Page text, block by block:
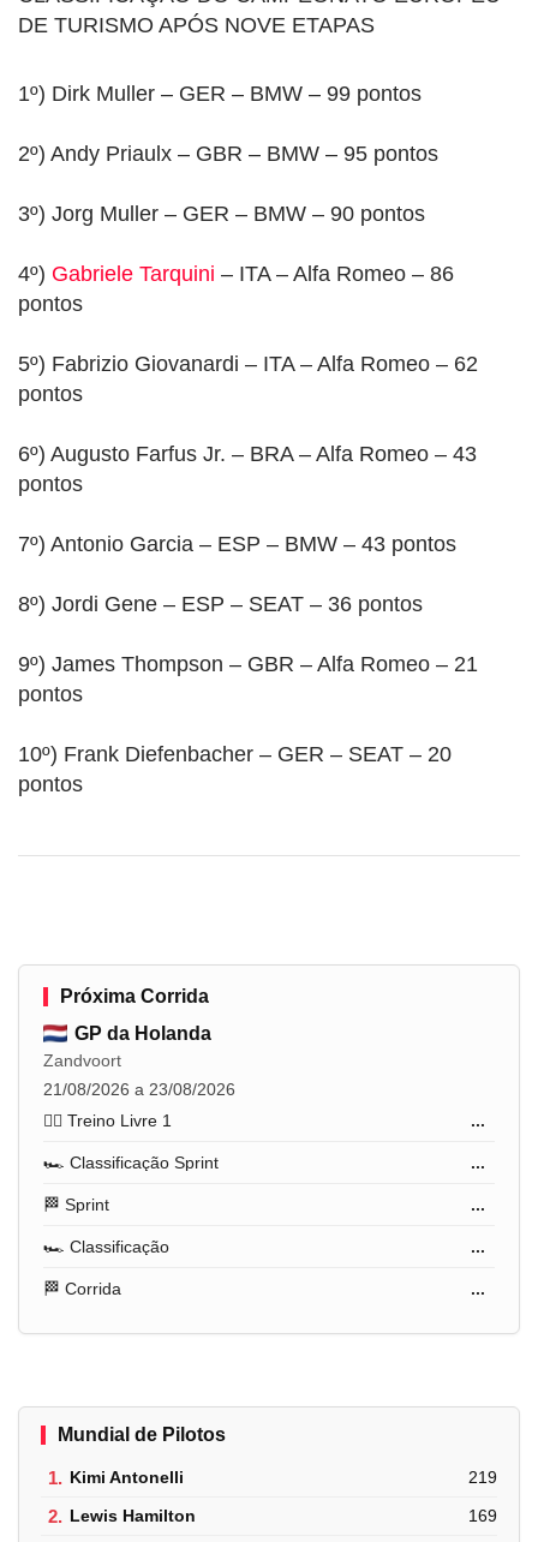
DE TURISMO APÓS NOVE ETAPAS
1º) Dirk Muller – GER – BMW – 99 pontos
2º) Andy Priaulx – GBR – BMW – 95 pontos
3º) Jorg Muller – GER – BMW – 90 pontos
4º) Gabriele Tarquini – ITA – Alfa Romeo – 86
pontos
5º) Fabrizio Giovanardi – ITA – Alfa Romeo – 62
pontos
6º) Augusto Farfus Jr. – BRA – Alfa Romeo – 43
pontos
7º) Antonio Garcia – ESP – BMW – 43 pontos
8º) Jordi Gene – ESP – SEAT – 36 pontos
9º) James Thompson – GBR – Alfa Romeo – 21
pontos
10º) Frank Diefenbacher – GER – SEAT – 20
pontos
Próxima Corrida
GP da Holanda
Zandvoort
21/08/2026 a 23/08/2026
🏋️‍♂️ Treino Livre 1
...
🏎️ Classificação Sprint ...
🏁 Sprint ...
🏎️ Classificação ...
🏁 Corrida ...
Mundial de Pilotos
1. Kimi Antonelli 219
2. Lewis Hamilton 169